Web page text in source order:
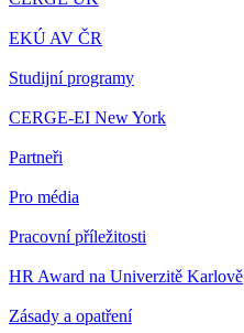
EKÚ AV ČR
Studijní programy
CERGE-EI New York
Partneři
Pro média
Pracovní příležitosti
HR Award na Univerzitě Karlově
Zásady a opatření